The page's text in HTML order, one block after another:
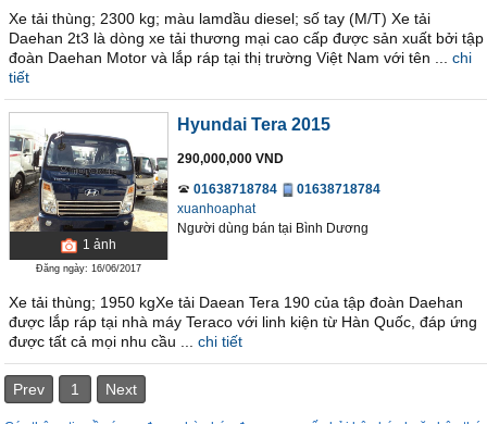
Xe tải thùng; 2300 kg; màu lamdầu diesel; số tay (M/T) Xe tải
Daehan 2t3 là dòng xe tải thương mại cao cấp được sản xuất bởi tập
đoàn Daehan Motor và lắp ráp tại thị trường Việt Nam với tên ...
chi
tiết
1 ảnh
Đăng ngày: 16/06/2017
Hyundai Tera 2015
290,000,000 VND
01638718784
01638718784
xuanhoaphat
Người dùng bán tại Bình Dương
Xe tải thùng; 1950 kgXe tải Daean Tera 190 của tập đoàn Daehan
được lắp ráp tại nhà máy Teraco với linh kiện từ Hàn Quốc, đáp ứng
được tất cả mọi nhu cầu ...
chi tiết
Prev 1 Next